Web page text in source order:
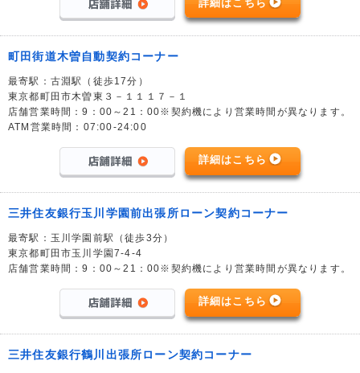
詳細はこちら
町田街道木曽自動契約コーナー
最寄駅：古淵駅（徒歩17分）
東京都町田市木曽東３－１１１７－１
店舗営業時間：9：00～21：00※契約機により営業時間が異なります。
ATM営業時間：07:00-24:00
詳細はこちら
三井住友銀行玉川学園前出張所ローン契約コーナー
最寄駅：玉川学園前駅（徒歩3分）
東京都町田市玉川学園7-4-4
店舗営業時間：9：00～21：00※契約機により営業時間が異なります。
詳細はこちら
三井住友銀行鶴川出張所ローン契約コーナー